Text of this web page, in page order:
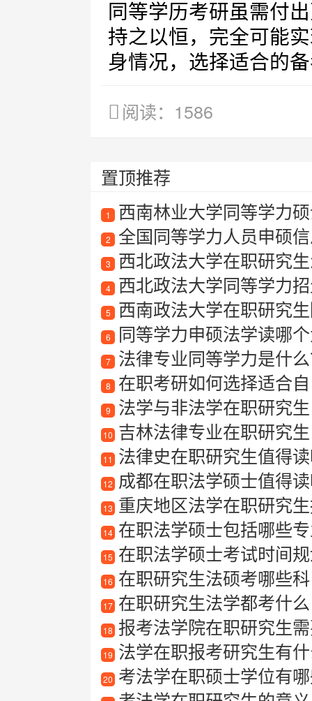
同等学历考研虽需付
持之以恒，完全可能
身情况，选择适合的
阅读：1586
置顶推荐
1 西南林业大学同等学力
2 全国同等学力人员申硕
3 西北政法大学在职研究
4 西北政法大学同等学力
5 西南政法大学在职研究
6 同等学力申硕法学读哪
7 法律专业同等学力是什
8 在职考研如何选择适合自
9 法学与非法学在职研究
10 吉林法律专业在职研究生
11 法律史在职研究生值得
12 成都在职法学硕士值得
13 重庆地区法学在职研究生
14 在职法学硕士包括哪些
15 在职法学硕士考试时间
16 在职研究生法硕考哪些
17 在职研究生法学都考什么
18 报考法学院在职研究生需
19 法学在职报考研究生有
20 考法学在职硕士学位有哪